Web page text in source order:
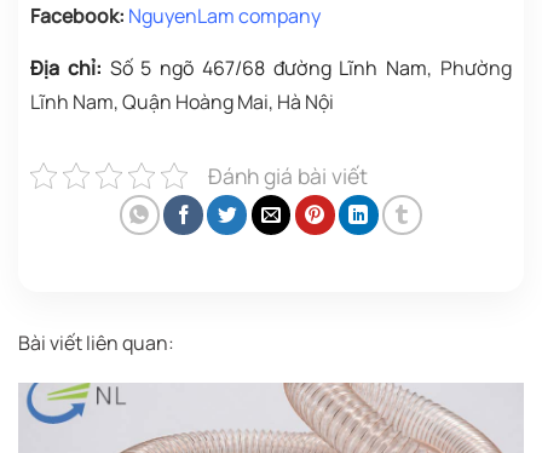
Facebook: NguyenLam company
Địa chỉ: Số 5 ngõ 467/68 đường Lĩnh Nam, Phường
Lĩnh Nam, Quận Hoàng Mai, Hà Nội
Đánh giá bài viết
Bài viết liên quan: